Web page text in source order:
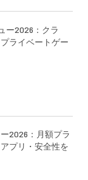
ー2026：クラ
ライベートゲー
2026：月額プラ
プリ・安全性を